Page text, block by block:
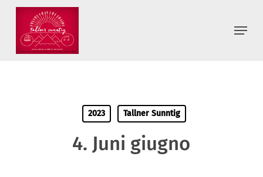
content
Menu
2023 Tallner Sunntig
4. Juni giugno